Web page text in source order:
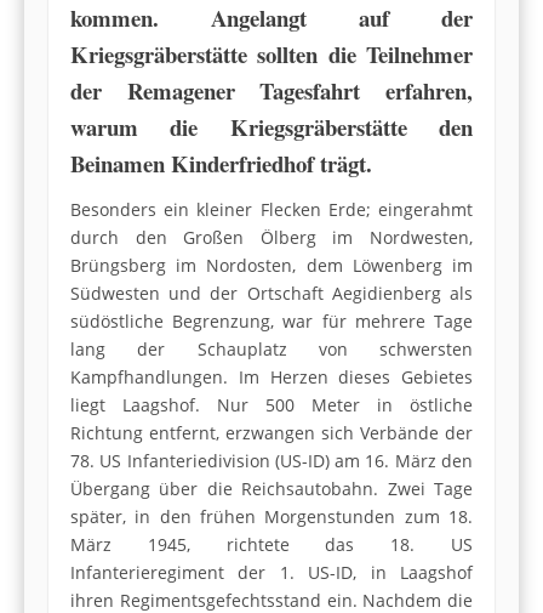
kommen. Angelangt auf der
Kriegsgräberstätte sollten die Teilnehmer
der Remagener Tagesfahrt erfahren,
warum die Kriegsgräberstätte den
Beinamen Kinderfriedhof trägt.
Besonders ein kleiner Flecken Erde; eingerahmt
durch den Großen Ölberg im Nordwesten,
Brüngsberg im Nordosten, dem Löwenberg im
Südwesten und der Ortschaft Aegidienberg als
südöstliche Begrenzung, war für mehrere Tage
lang der Schauplatz von schwersten
Kampfhandlungen. Im Herzen dieses Gebietes
liegt Laagshof. Nur 500 Meter in östliche
Richtung entfernt, erzwangen sich Verbände der
78. US Infanteriedivision (US-ID) am 16. März den
Übergang über die Reichsautobahn. Zwei Tage
später, in den frühen Morgenstunden zum 18.
März 1945, richtete das 18. US
Infanterieregiment der 1. US-ID, in Laagshof
ihren Regimentsgefechtsstand ein. Nachdem die